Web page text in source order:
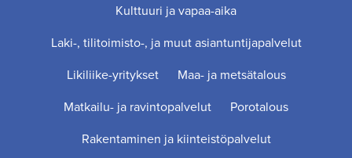
Kulttuuri ja vapaa-aika
Laki-, tilitoimisto-, ja muut asiantuntijapalvelut
Likiliike-yritykset
Maa- ja metsätalous
Matkailu- ja ravintopalvelut
Porotalous
Rakentaminen ja kiinteistöpalvelut